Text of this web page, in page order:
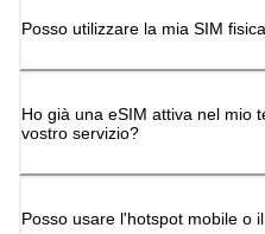
Posso utilizzare la mia SIM
Ho già una eSIM attiva nel mio
vostro servizio?
Posso usare l'hotspot mobile o